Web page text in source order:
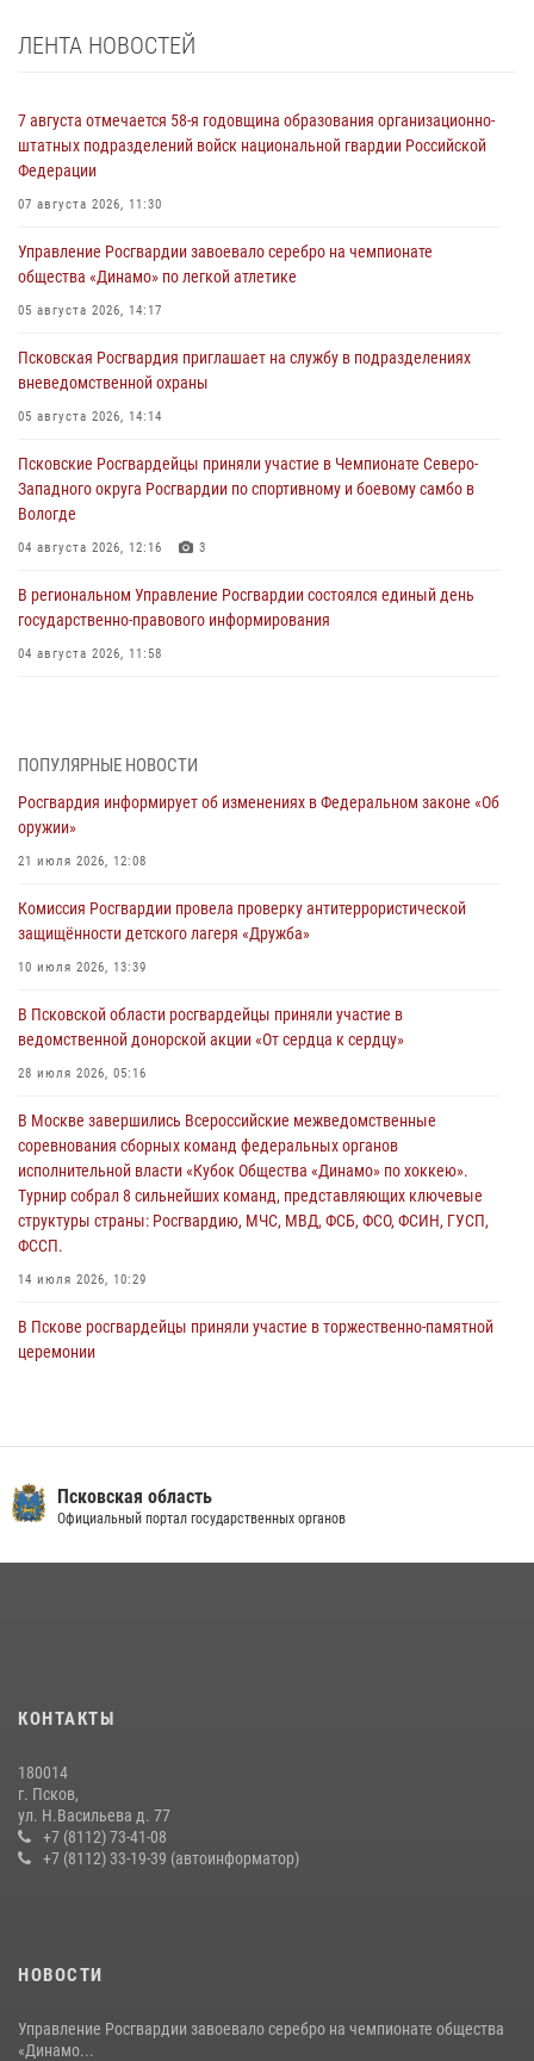
ЛЕНТА НОВОСТЕЙ
7 августа отмечается 58-я годовщина образования организационно-
штатных подразделений войск национальной гвардии Российской
Федерации
07 августа 2026, 11:30
Управление Росгвардии завоевало серебро на чемпионате
общества «Динамо» по легкой атлетике
05 августа 2026, 14:17
Псковская Росгвардия приглашает на службу в подразделениях
вневедомственной охраны
05 августа 2026, 14:14
Псковские Росгвардейцы приняли участие в Чемпионате Северо-
Западного округа Росгвардии по спортивному и боевому самбо в
Вологде
04 августа 2026, 12:16 3
В региональном Управление Росгвардии состоялся единый день
государственно-правового информирования
04 августа 2026, 11:58
03 августа 2026, 17:21
21 единицу оружия изъяли Псковские росгвардейцы за неделю
03 августа 2026, 14:10
безопасности во время празднования Дня ВДВ
02 августа 2026, 13:28
улицу Труда
31 июля 2026, 13:53
Всероссийского конкурса профессионального мастерства среди
сотрудников вневедомственной охраны Росгвардии, Псковские
Росгвардейцы одержали победу
30 июля 2026, 05:10
ПОПУЛЯРНЫЕ НОВОСТИ
Росгвардия информирует об изменениях в Федеральном законе «Об
оружии»
21 июля 2026, 12:08
Комиссия Росгвардии провела проверку антитеррористической
защищённости детского лагеря «Дружба»
10 июля 2026, 13:39
В Псковской области росгвардейцы приняли участие в
ведомственной донорской акции «От сердца к сердцу»
28 июля 2026, 05:16
В Москве завершились Всероссийские межведомственные
соревнования сборных команд федеральных органов
исполнительной власти «Кубок Общества «Динамо» по хоккею».
Турнир собрал 8 сильнейших команд, представляющих ключевые
структуры страны: Росгвардию, МЧС, МВД, ФСБ, ФСО, ФСИН, ГУСП,
ФССП.
14 июля 2026, 10:29
В Пскове росгвардейцы приняли участие в торжественно-памятной
церемонии
13 июля 2026, 05:29
Всероссийского конкурса профессионального мастерства среди
хищение в магазине в Пскове
Сотрудники вневедомственной охраны Росгвардии за минувшие
сутки пресекли в областном центре серию краж
22 июля 2026, 10:19
23 июля 2026, 13:19
Псковская область
Официальный портал государственных органов
КОНТАКТЫ
180014
г. Псков,
ул. Н.Васильева д. 77
+7 (8112) 73-41-08
+7 (8112) 33-19-39 (автоинформатор)
НОВОСТИ
Управление Росгвардии завоевало серебро на чемпионате общества
«Динамо...